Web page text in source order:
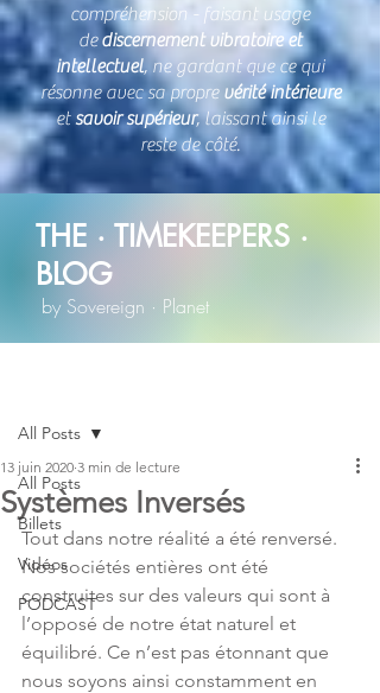
compréhension - faisant usage
dediscernement vibratoire et
intellectuel, ne gardant que ce qui
résonne avec sa propre vérité intérieure
et savoir supérieur, laissant ainsi le
reste de côté.
THE · TIMEKEEPERS ·
BLOG
by Sovereign · Planet
All Posts
Billets
Vidéos
PODCAST
All Posts
Systèmes Inversés
13 juin 2020 3 min de lecture
Tout dans notre réalité a été renversé.
Nos sociétés entières ont été
construites sur des valeurs qui sont à
l’opposé de notre état naturel et
équilibré. Ce n’est pas étonnant que
nous soyons ainsi constamment en